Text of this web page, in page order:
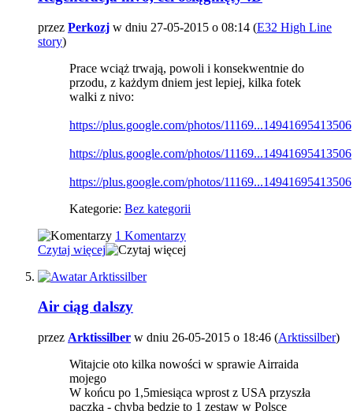
przez Perkozj w dniu 27-05-2015 o 08:14 (E32 High Line
story)
Prace wciąż trwają, powoli i konsekwentnie do
przodu, z każdym dniem jest lepiej, kilka fotek
walki z nivo:
https://plus.google.com/photos/11169...14941695413506
https://plus.google.com/photos/11169...14941695413506
https://plus.google.com/photos/11169...14941695413506
Kategorie: Bez kategorii
1 Komentarzy
Czytaj więcej
Air ciąg dalszy
przez Arktissilber w dniu 26-05-2015 o 18:46 (Arktissilber)
Witajcie oto kilka nowości w sprawie Airraida
mojego
W końcu po 1,5miesiąca wprost z USA przyszła
paczka - chyba będzie to 1 zestaw w Polsce